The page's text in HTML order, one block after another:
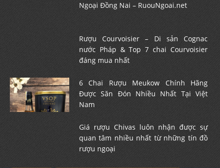
Ngoại Đồng Nai – RuouNgoai.net
Rượu Courvoisier – Di sản Cognac
nước Pháp & Top 7 chai Courvoisier
đáng mua nhất
6 Chai Rượu Meukow Chính Hãng
Được Săn Đón Nhiều Nhất Tại Việt
Nam
Giá rượu Chivas luôn nhận được sự
quan tâm nhiều nhất từ những tín đồ
rượu ngoại